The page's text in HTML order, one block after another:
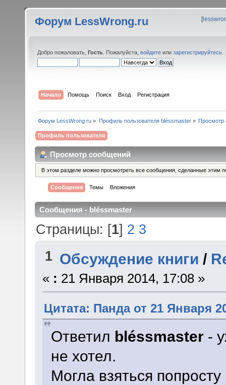
Форум LessWrong.ru [
Добро пожаловать, Гость . Пожалуйста, войдите или зарегистрируйтесь
Начало Помощь Поиск Вход Регистрация
Форум LessWrong.ru » Профиль пользователя bléssmaster» Просмотр
Профиль пользователя
Просмотр сообщений
В этом разделе можно просмотреть все сообщения, сделанные этим
Сообщения Темы Вложения
Сообщения - bléssmaster
Страницы: [1] 2 3
1 Обсуждение книги /
« : 21 Января 2014, 17:08 »
Цитата: Панда от 21 Января
Ответил bléssmaster -
не хотел.
Могла взяться